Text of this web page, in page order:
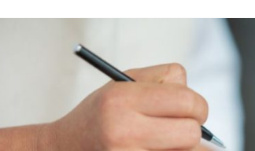
Órdenes de trabajo en ERP